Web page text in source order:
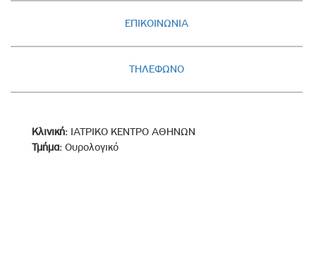
ΕΠΙΚΟΙΝΩΝΙΑ
ΤΗΛΕΦΩΝΟ
Κλινική: ΙΑΤΡΙΚΟ ΚΕΝΤΡΟ ΑΘΗΝΩΝ
Τμήμα: Ουρολογικό